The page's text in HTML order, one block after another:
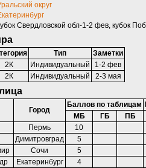
округ
Свердловской обл-1-2 фев, кубок
Тип
Заметки
2К Индивидуальный
1-2 фев
2К Индивидуальный 2-3 мая
Город
Баллов по таблицам
МБ
ГБ ПБ
Пермь 10
Димитровград 5
Сочи 5
Екатеринбург 4